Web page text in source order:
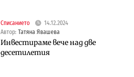
Списанието
14.12.2024
Автор: Татяна Явашева
Инвестираме вече над две
десетилетия